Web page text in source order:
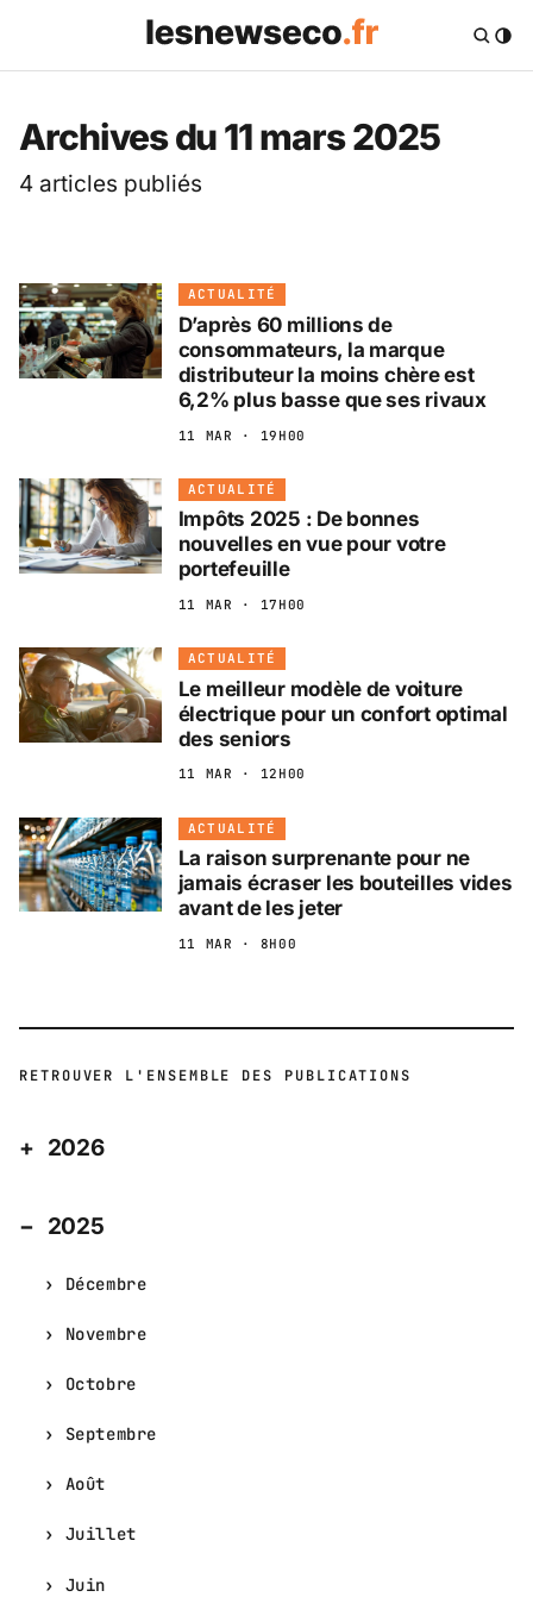
Les News Eco .fr —
Archives du 11 mars 2025
4 articles publiés
ACTUALITÉ
D’après 60 millions de
consommateurs, la marque
distributeur la moins chère est
6,2% plus basse que ses rivaux
11 MAR · 19H00
ACTUALITÉ
Impôts 2025 : De bonnes
nouvelles en vue pour votre
portefeuille
11 MAR · 17H00
ACTUALITÉ
Le meilleur modèle de voiture
électrique pour un confort optimal
des seniors
11 MAR · 12H00
ACTUALITÉ
La raison surprenante pour ne
jamais écraser les bouteilles vides
avant de les jeter
11 MAR · 8H00
RETROUVER L'ENSEMBLE DES PUBLICATIONS
2026
2025
Décembre
Novembre
Octobre
Septembre
Août
Juillet
Juin